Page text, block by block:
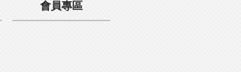
會員專區